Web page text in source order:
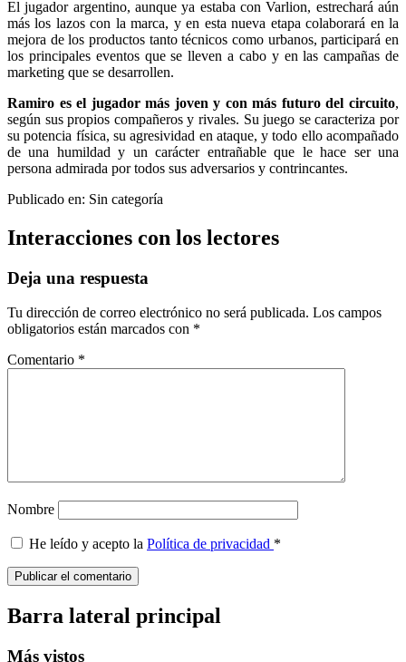
El jugador argentino, aunque ya estaba con Varlion, estrechará aún
más los lazos con la marca, y en esta nueva etapa colaborará en la
mejora de los productos tanto técnicos como urbanos, participará en
los principales eventos que se lleven a cabo y en las campañas de
marketing que se desarrollen.
Ramiro es el jugador más joven y con más futuro del circuito,
según sus propios compañeros y rivales. Su juego se caracteriza por
su potencia física, su agresividad en ataque, y todo ello acompañado
de una humildad y un carácter entrañable que le hace ser una
persona admirada por todos sus adversarios y contrincantes.
Publicado en: Sin categoría
Interacciones con los lectores
Deja una respuesta
Tu dirección de correo electrónico no será publicada. Los campos
obligatorios están marcados con *
Comentario *
Nombre
He leído y acepto la Política de privacidad *
Barra lateral principal
Más vistos